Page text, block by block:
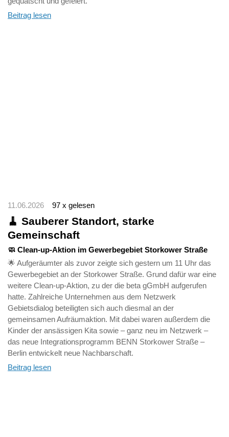
Beitrag lesen
11.06.2026 97 x gelesen
🧹 Sauberer Standort, starke
Gemeinschaft
🧼 Clean-up-Aktion im Gewerbegebiet Storkower Straße
🌟 Aufgeräumter als zuvor zeigte sich gestern um 11 Uhr das
Gewerbegebiet an der Storkower Straße. Grund dafür war eine
weitere Clean-up-Aktion, zu der die beta gGmbH aufgerufen
hatte. Zahlreiche Unternehmen aus dem Netzwerk
Gebietsdialog beteiligten sich auch diesmal an der
gemeinsamen Aufräumaktion. Mit dabei waren außerdem die
Kinder der ansässigen Kita sowie – ganz neu im Netzwerk –
das neue Integrationsprogramm BENN Storkower Straße –
Berlin entwickelt neue Nachbarschaft.
Beitrag lesen